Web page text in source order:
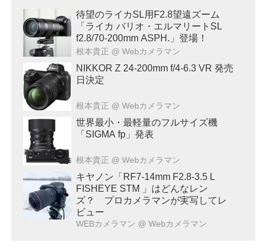
待望のライカSL用F2.8望遠ズーム
「ライカ バリオ・エルマリートSL
f2.8/70-200mm ASPH.」登場！
根本貴正 @ Webカメラマン
NIKKOR Z 24-200mm f/4-6.3 VR 発売
日決定
根本貴正 @ Webカメラマン
世界最小・最軽量のフルサイズ機
「SIGMA fp」発表
根本貴正 @ Webカメラマン
キヤノン「RF7-14mm F2.8-3.5 L
FISHEYE STM 」はどんなレン
ズ？ プロカメラマンが実写してレ
ビュー
WEBカメラマン @ Webカメラマン